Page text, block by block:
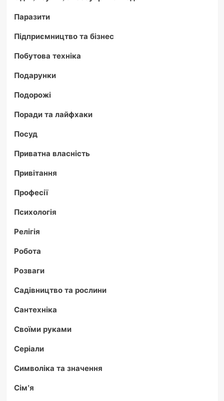
Паразити
Підприємництво та бізнес
Побутова техніка
Подарунки
Подорожі
Поради та лайфхаки
Посуд
Приватна власність
Привітання
Професії
Психологія
Релігія
Робота
Розваги
Садівництво та рослини
Сантехніка
Своїми руками
Серіали
Символіка та значення
Сім'я